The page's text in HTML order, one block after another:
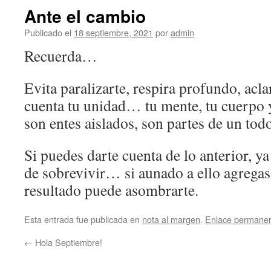
Ante el cambio
Publicado el 18 septiembre, 2021 poradmin
Recuerda…
Evita paralizarte, respira profundo,
cuenta tu unidad… tu mente, tu cuerpo
son entes aislados, son partes de un
Si puedes darte cuenta de lo anterior,
de sobrevivir… si aunado a ello
resultado puede asombrarte.
Esta entrada fue publicada en nota al margen. Enlace
← Hola Septiembre!